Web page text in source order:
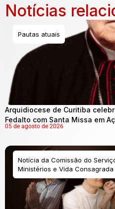
Notícias
Pautas atuais
Arquidiocese de Curitiba
Fedalto com Santa Missa em
05 de agosto de 2026
Notícia da Comissão do
Ministérios e Vida Consagrada